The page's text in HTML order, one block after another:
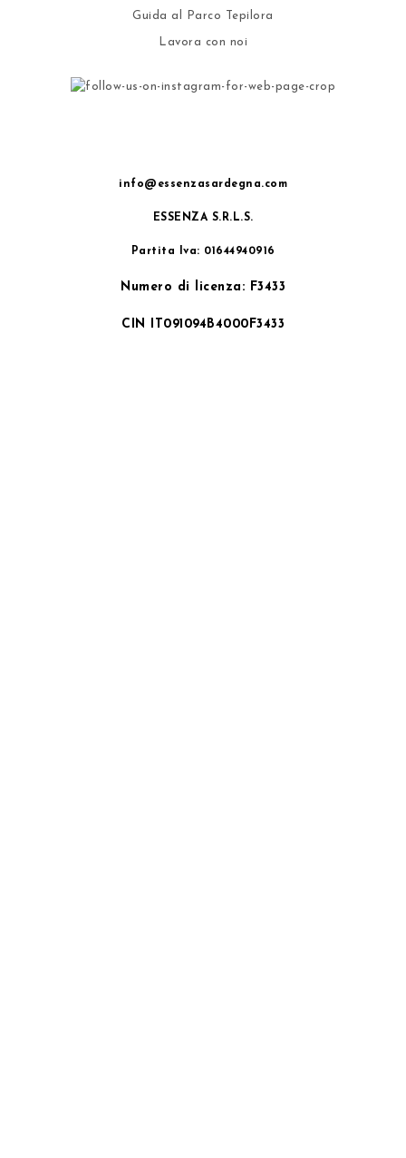
Guida al Parco Tepilora
Lavora con noi
info@essenzasardegna.com
ESSENZA S.R.L.S.
Partita Iva: 01644940916
Numero di licenza: F3433
CIN IT091094B4000F3433